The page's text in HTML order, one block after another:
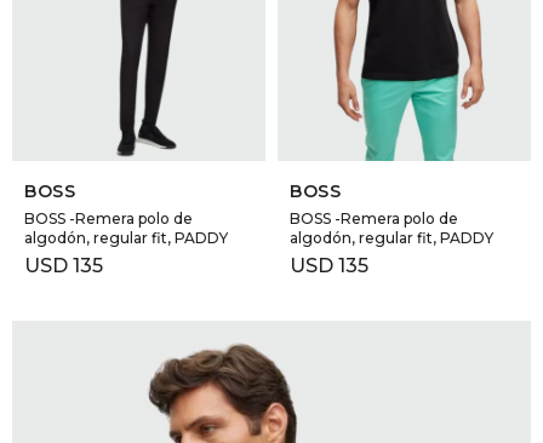
SELECCIONAR TALLE
BOSS
BOSS -Remera polo de
algodón, regular fit, PADDY
USD 135
SELECCIONAR TALLE
BOSS
BOSS -Remera polo de
algodón, regular fit, PADDY
USD 135